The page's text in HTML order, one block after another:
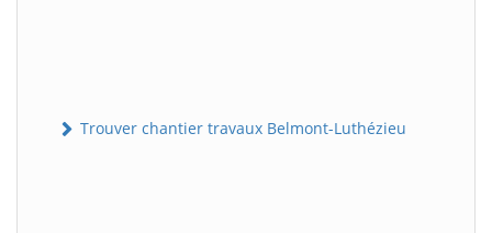
Trouver chantier travaux Belmont-Luthézieu